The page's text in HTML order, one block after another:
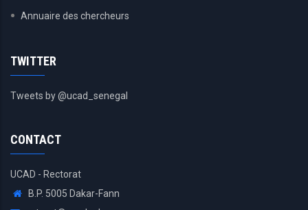
Annuaire des chercheurs
TWITTER
Tweets by @ucad_senegal
CONTACT
UCAD - Rectorat
B.P. 5005 Dakar-Fann